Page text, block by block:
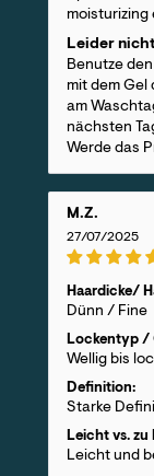
moisturizing
Leider
Benutze
mit dem Gel
am
nächsten
Werde das
M.Z.
27/07/2025
Haardicke/
Dünn / Fine
Lockentyp /
Wellig bis
Definition:
Starke
Leicht vs.
Leicht und